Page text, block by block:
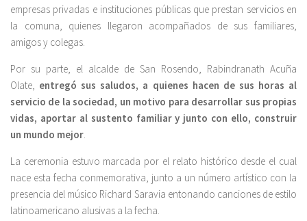
empresas privadas e instituciones públicas que prestan servicios en
la comuna, quienes llegaron acompañados de sus familiares,
amigos y colegas.
Por su parte, el alcalde de San Rosendo, Rabindranath Acuña
Olate, entregó sus saludos, a quienes hacen de sus horas al
servicio de la sociedad, un motivo para desarrollar sus propias
vidas, aportar al sustento familiar y junto con ello, construir
un mundo mejor
La ceremonia estuvo marcada por el relato histórico desde el cual
nace esta fecha conmemorativa, junto a un número artístico con la
presencia del músico Richard Saravia entonando canciones de estilo
latinoamericano alusivas a la fecha.